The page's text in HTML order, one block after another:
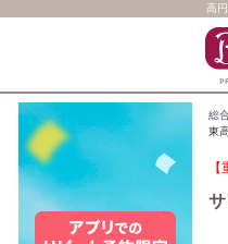
高
総
東